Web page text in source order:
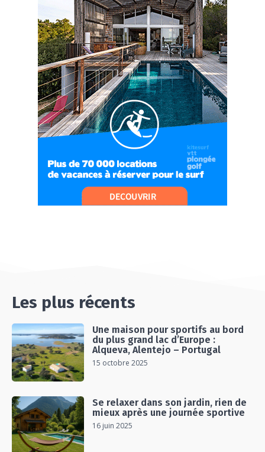
#Ep8 VLOG : DÉCOUVERTE DU VERCORS ET DU
BASSIN GRENOBLOIS !
09:04
#Ep9 VLOG : UN SPORTIHOME CHEZ
SPORTIHOME !
07:21
#Ep10 VLOG : UN SEJOUR SPORTIF PROCHE DE
PARIS !
07:37
#Ep11 VLOG : SÉJOUR AU BORD DE LA SAÔNE
ET AU LAC D’AIGUEBELETTE
05:55
#Ep12 VLOG : ANNECY, ENTRE LAC ET
06:26
UN SÉJOUR SPORT & NATURE
07:19
Les plus récents
Une maison pour sportifs au bord
du plus grand lac d’Europe :
Alqueva, Alentejo – Portugal
15 octobre 2025
Se relaxer dans son jardin, rien de
mieux après une journée sportive
16 juin 2025